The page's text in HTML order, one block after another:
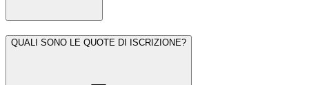
QUALI SONO LE QUOTE DI ISCRIZIONE?